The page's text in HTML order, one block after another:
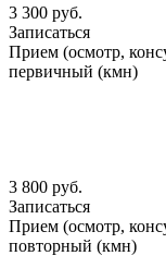
3 300 руб.
Записаться
Прием (осмотр,
первичный (кмн)
3 800 руб.
Записаться
Прием (осмотр,
повторный (кмн)